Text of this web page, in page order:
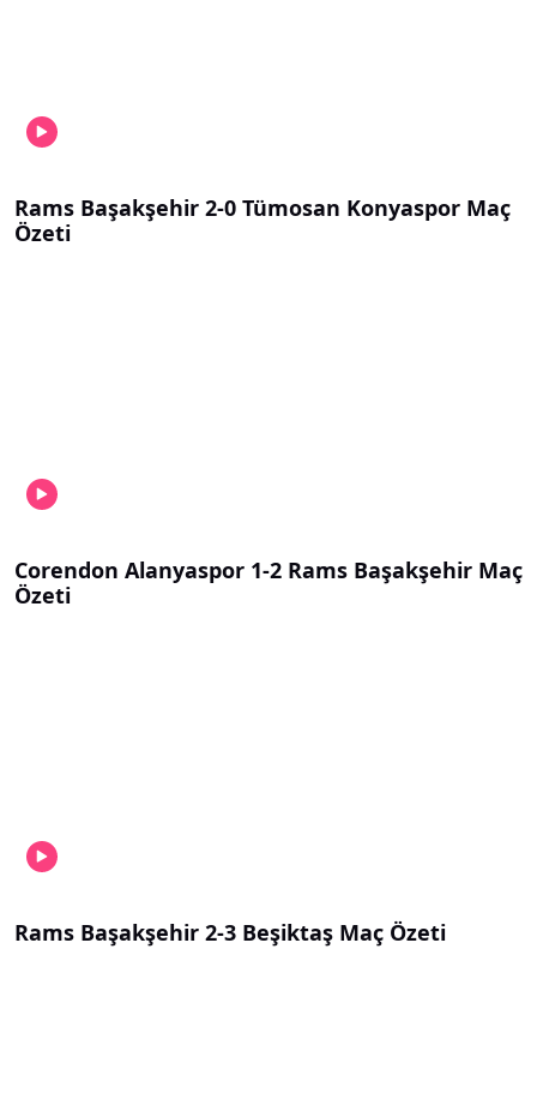
Rams Başakşehir 2-0 Tümosan Konyaspor Maç
Özeti
Corendon Alanyaspor 1-2 Rams Başakşehir Maç
Özeti
Rams Başakşehir 2-3 Beşiktaş Maç Özeti